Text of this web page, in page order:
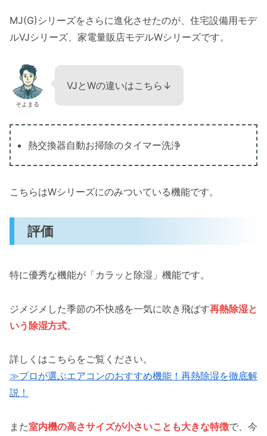
MJ(G)シリーズをさらに進化させたのが、住宅設備用モデ
ルVJシリーズ、家電量販店モデルWシリーズです。
そよまる
VJとWの違いはこちら↓
熱交換器自動お掃除のタイマー洗浄
こちらはWシリーズにのみついている機能です。
評価
特に優秀な機能が「カラッと除湿」機能です。
ジメジメした季節の不快感を一気に吹き飛ばす再熱除湿と
いう除湿方式。
詳しくはこちらをご覧ください。
≫プロが選ぶエアコンのおすすめ機能！再熱除湿を徹底解
説！
また室内機の高さサイズが小さいことも大きな特徴で、今